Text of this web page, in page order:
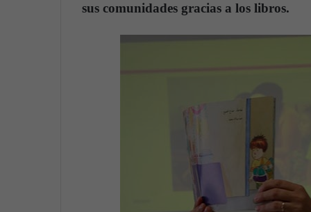
sus comunidades gracias a los libros.